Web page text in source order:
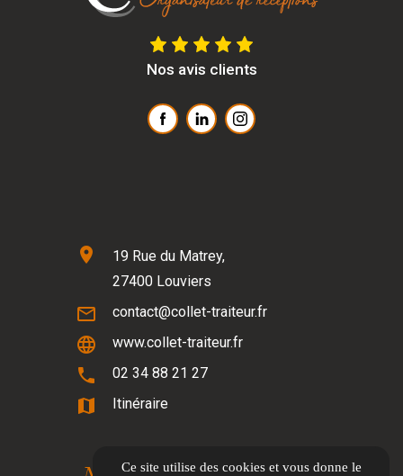
Nos avis clients
location_on
19 Rue du Matrey,
27400 Louviers
mail_outline contact@collet-traiteur.fr
language www.collet-traiteur.fr
phone 02 34 88 21 27
map Itinéraire
Ce site utilise des cookies et vous donne le